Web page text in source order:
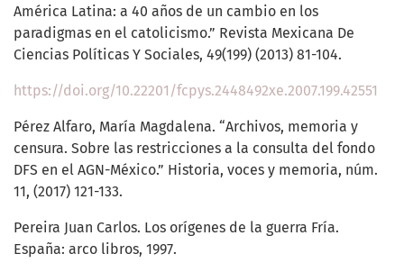
América Latina: a 40 años de un cambio en los
paradigmas en el catolicismo.” Revista Mexicana De
Ciencias Políticas Y Sociales, 49(199) (2013) 81-104.
https://doi.org/10.22201/fcpys.2448492xe.2007.199.42551
Pérez Alfaro, María Magdalena. “Archivos, memoria y
censura. Sobre las restricciones a la consulta del fondo
DFS en el AGN-México.” Historia, voces y memoria, núm.
11, (2017) 121-133.
Pereira Juan Carlos. Los orígenes de la guerra Fría.
España: arco libros, 1997.